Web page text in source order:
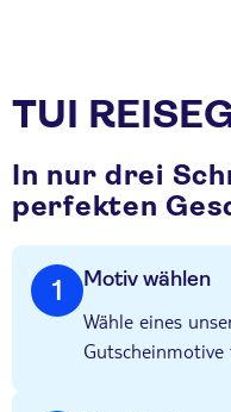
TUI
In nur drei
perfekten
1 Motiv wählen
Wähle eines